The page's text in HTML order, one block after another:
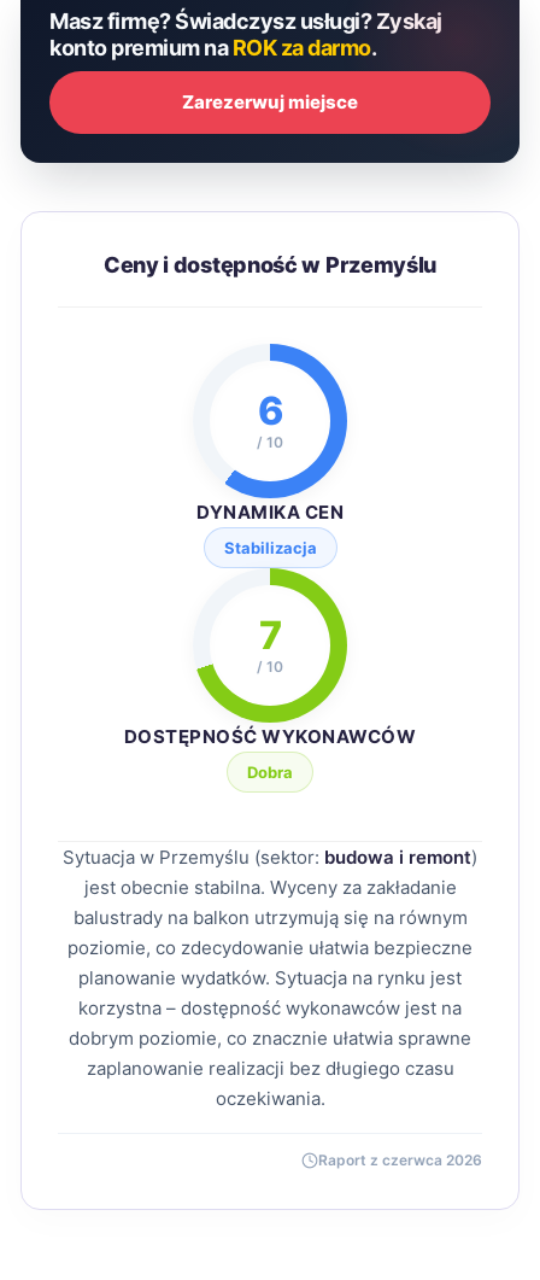
Masz firmę? Świadczysz usługi? Zyskaj
konto premium naROK za darmo.
Zarezerwuj miejsce
Ceny i dostępność w Przemyślu
6
/ 10
DYNAMIKA CEN
Stabilizacja
7
/ 10
DOSTĘPNOŚĆ WYKONAWCÓW
Dobra
Sytuacja w Przemyślu (sektor: budowa i remont)
jest obecnie stabilna. Wyceny za zakładanie
balustrady na balkon utrzymują się na równym
poziomie, co zdecydowanie ułatwia bezpieczne
planowanie wydatków. Sytuacja na rynku jest
korzystna – dostępność wykonawców jest na
dobrym poziomie, co znacznie ułatwia sprawne
zaplanowanie realizacji bez długiego czasu
oczekiwania.
Raport z czerwca 2026